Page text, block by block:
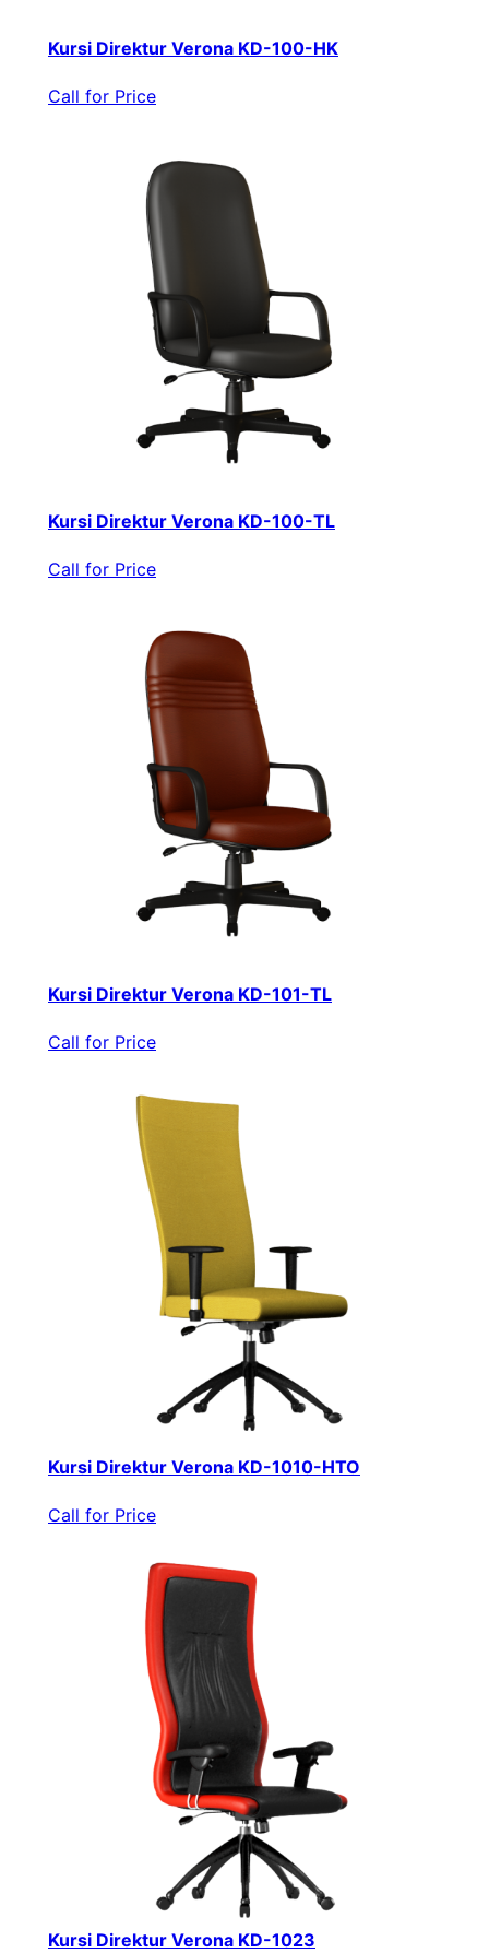
Kursi Direktur Verona KD-100-HK
Call for Price
Kursi Direktur Verona KD-100-TL
Call for Price
Kursi Direktur Verona KD-101-TL
Call for Price
Kursi Direktur Verona KD-1010-HTO
Call for Price
Kursi Direktur Verona KD-1023